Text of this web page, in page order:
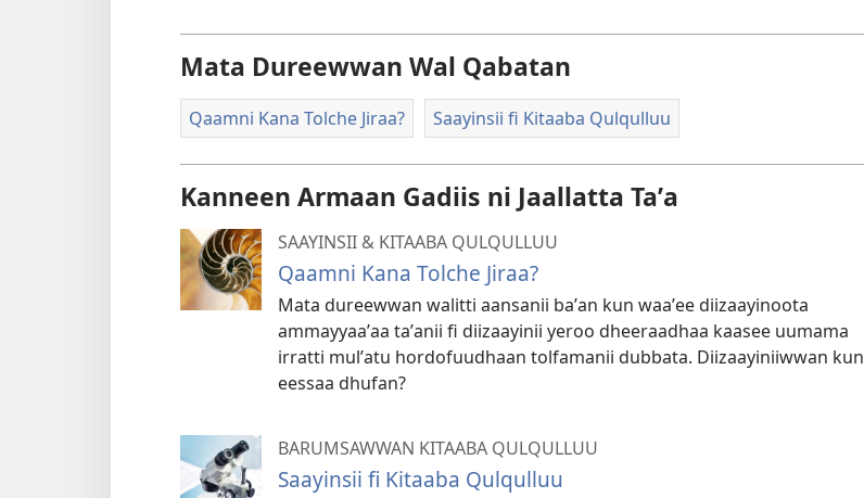
Mata Dureewwan Wal Qabatan
Qaamni Kana Tolche Jiraa? Saayinsii fi Kitaaba Qulqulluu
Kanneen Armaan Gadiis ni Jaallatta Taʼa
SAAYINSII & KITAABA QULQULLUU
Qaamni Kana Tolche Jiraa?
Mata dureewwan walitti aansanii baʼan kun waaʼee diizaayinoota
ammayyaaʼaa taʼanii fi diizaayinii yeroo dheeraadhaa kaasee uumama
irratti mulʼatu hordofuudhaan tolfamanii dubbata. Diizaayiniiwwan kun
eessaa dhufan?
BARUMSAWWAN KITAABA QULQULLUU
Saayinsii fi Kitaaba Qulqulluu